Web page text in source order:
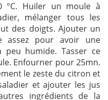
°C. Huiler un moule à
mélanger tous les
des doigts. Ajouter un
assez pour avoir une
peu humide. Tasser ce
Enfourner pour 25mn.
le zeste du citron et
et ajouter les jus
ingrédients de la